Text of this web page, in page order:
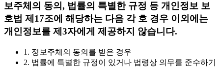
보주체의 동의, 법률의 특별한 규정 등 개인정보 보
호법 제17조에 해당하는 다음 각 호 경우 이외에는
개인정보를 제3자에게 제공하지 않습니다.
1. 정보주체의 동의를 받은 경우
2. 법률에 특별한 규정이 있거나 법령상 의무를 준수하기